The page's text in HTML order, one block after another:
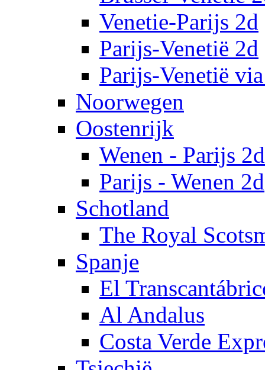
Venetie-Parijs 2d
Parijs-Venetië 2d
Parijs-Venetië
Noorwegen
Oostenrijk
Wenen - Parijs 2d
Parijs - Wenen 2d
Schotland
The Royal
Spanje
El
Al Andalus
Costa Verde